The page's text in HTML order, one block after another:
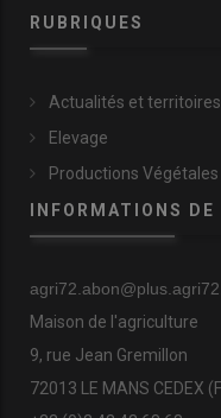
RUBRIQUES
Actualités et territoires
Elevage
Productions Végétales
INFORMATIONS
Maison de l'agriculture
9, rue Jean Gremillon
72013 LE MANS CEDEX